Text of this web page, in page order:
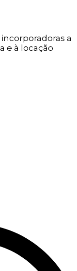
a
e à locação